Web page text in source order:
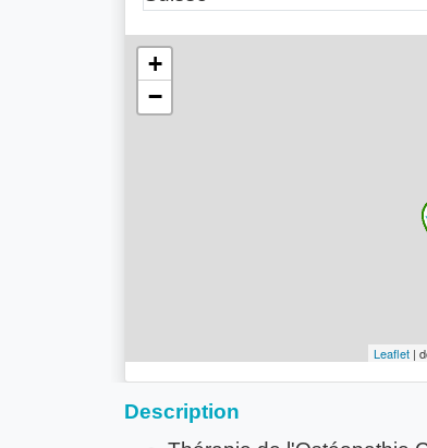
+
−
Leaflet |
Description